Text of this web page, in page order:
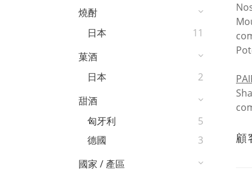
燒酎
日本
11
菓酒
日本
2
甜酒
匈牙利
5
德國
3
國家 / 產區
顧